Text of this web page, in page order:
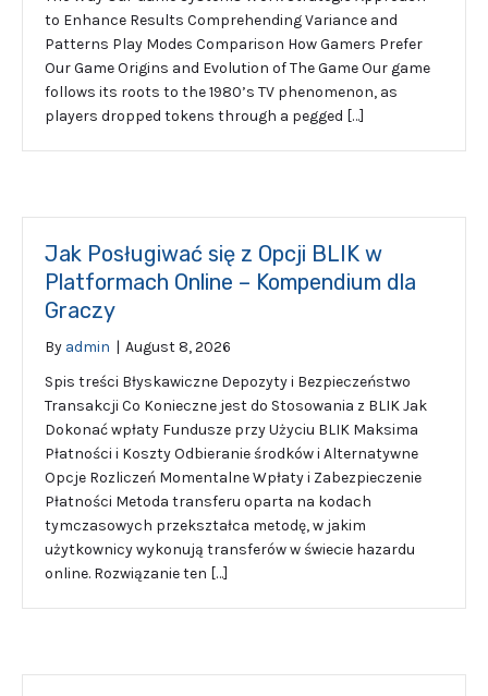
to Enhance Results Comprehending Variance and
Patterns Play Modes Comparison How Gamers Prefer
Our Game Origins and Evolution of The Game Our game
follows its roots to the 1980’s TV phenomenon, as
players dropped tokens through a pegged […]
Jak Posługiwać się z Opcji BLIK w
Platformach Online – Kompendium dla
Graczy
By admin | August 8, 2026
Spis treści Błyskawiczne Depozyty i Bezpieczeństwo
Transakcji Co Konieczne jest do Stosowania z BLIK Jak
Dokonać wpłaty Fundusze przy Użyciu BLIK Maksima
Płatności i Koszty Odbieranie środków i Alternatywne
Opcje Rozliczeń Momentalne Wpłaty i Zabezpieczenie
Płatności Metoda transferu oparta na kodach
tymczasowych przekształca metodę, w jakim
użytkownicy wykonują transferów w świecie hazardu
online. Rozwiązanie ten […]